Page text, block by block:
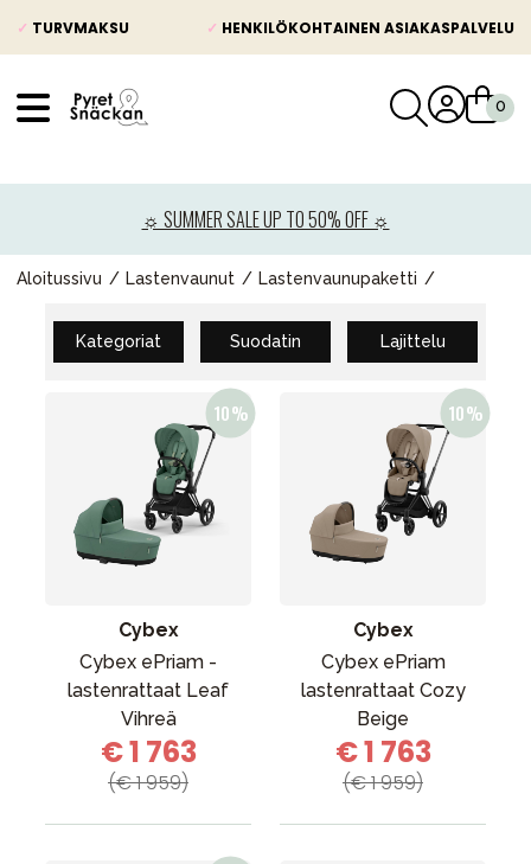
✓ TURVMAKSU ✓ HENKILÖKOHTAINEN ASIAKASPALVELU
☼ SUMMER SALE UP TO 50% OFF ☼
Aloitussivu Lastenvaunut Lastenvaunupaketti
Kategoriat Suodatin Lajittelu
Cybex
Cybex ePriam -
lastenrattaat Leaf
Vihreä
€ 1 763
(€ 1 959)
Cybex
Cybex ePriam
lastenrattaat Cozy
Beige
€ 1 763
(€ 1 959)
Lastenvaunut
Lasten turvaistuimet
Vauvan paketti
Lapsi & vauva
Lelut ja pelit
Äiti & Isä
Huonekalut & vuodevaatteet
Tarvikkeet
Lahjavinkkejä
Tavaramerkit